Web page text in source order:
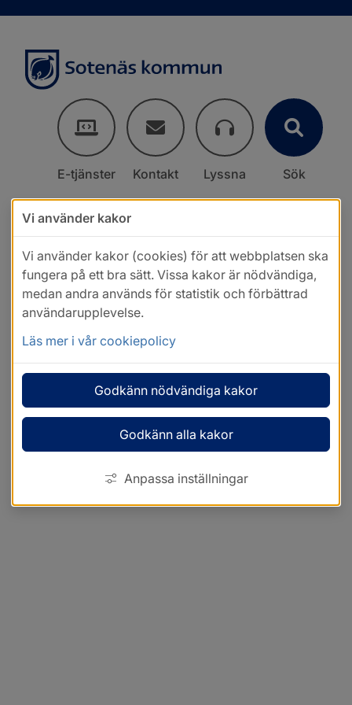
E-tjänster Kontakt Lyssna Sök
Vi använder kakor
Vi använder kakor (cookies) för att webbplatsen ska
fungera på ett bra sätt. Vissa kakor är nödvändiga,
medan andra används för statistik och förbättrad
användarupplevelse.
Läs mer i vår cookiepolicy
Godkänn nödvändiga kakor
Godkänn alla kakor
Anpassa inställningar